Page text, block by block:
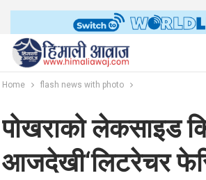
Home flash news with photo
पोखराको लेकसाइड
आजदेखी‘लिटरेचर